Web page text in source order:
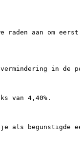
raden aan om
in de
van 4,40%.
als begunstigde